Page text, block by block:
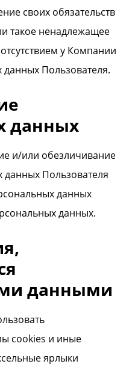
своих обязательств
такое ненадлежащее
у Компании
Пользователя.
данных
и/или обезличивание
Пользователя
данных
данных.
данными
cookies и иные
ярлыки